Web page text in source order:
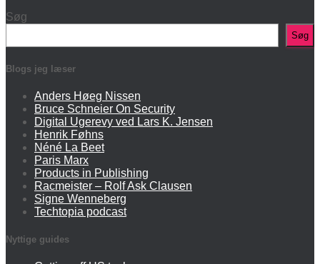
Søg
Søg
Blogs jeg læser
Anders Høeg Nissen
Bruce Schneier On Security
Digital Ugerevy ved Lars K. Jensen
Henrik Føhns
Néné La Beet
Paris Marx
Products in Publishing
Racmeister – Rolf Ask Clausen
Signe Wenneberg
Techtopia podcast
Nyttige guides